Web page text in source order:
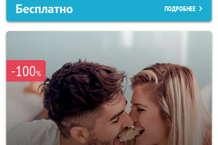
Бесплатно ПОДРОБНЕЕ
-100%